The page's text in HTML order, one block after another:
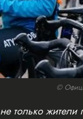
©
только